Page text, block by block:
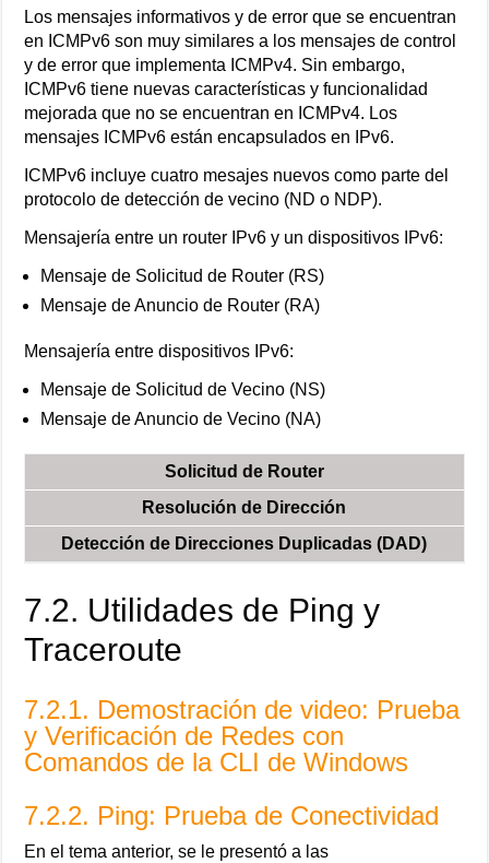
Los mensajes informativos y de error que se encuentran
en ICMPv6 son muy similares a los mensajes de control
y de error que implementa ICMPv4. Sin embargo,
ICMPv6 tiene nuevas características y funcionalidad
mejorada que no se encuentran en ICMPv4. Los
mensajes ICMPv6 están encapsulados en IPv6.
ICMPv6 incluye cuatro mesajes nuevos como parte del
protocolo de detección de vecino (ND o NDP).
Mensajería entre un router IPv6 y un dispositivos IPv6:
Mensaje de Solicitud de Router (RS)
Mensaje de Anuncio de Router (RA)
Mensajería entre dispositivos IPv6:
Mensaje de Solicitud de Vecino (NS)
Mensaje de Anuncio de Vecino (NA)
Solicitud de Router
Resolución de Dirección
Detección de Direcciones Duplicadas (DAD)
7.2. Utilidades de Ping y
Traceroute
7.2.1. Demostración de video: Prueba
y Verificación de Redes con
Comandos de la CLI de Windows
7.2.2. Ping: Prueba de Conectividad
En el tema anterior, se le presentó a las